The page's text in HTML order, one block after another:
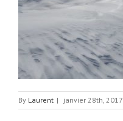
By Laurent | janvier 28th, 2017